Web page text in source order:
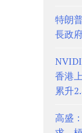
特朗
長政
香港
累升
高盛